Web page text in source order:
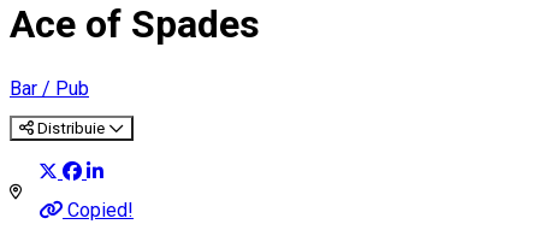
Ace of Spades
Bar / Pub
Distribuie
Copied!